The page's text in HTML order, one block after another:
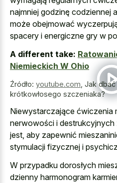
najmniej godzinę codziennej
może obejmować
spacery i energiczne gry w
A different take:
Niemieckich W Ohio
Źródło: youtube.com Jak
krótkowłosego szczeniaka?
Niewystarczające ćwiczenia
nerwowości i
jest, aby zapewnić
stymulacji fizycznej i
W przypadku dorosłych
dzienny harmonogram